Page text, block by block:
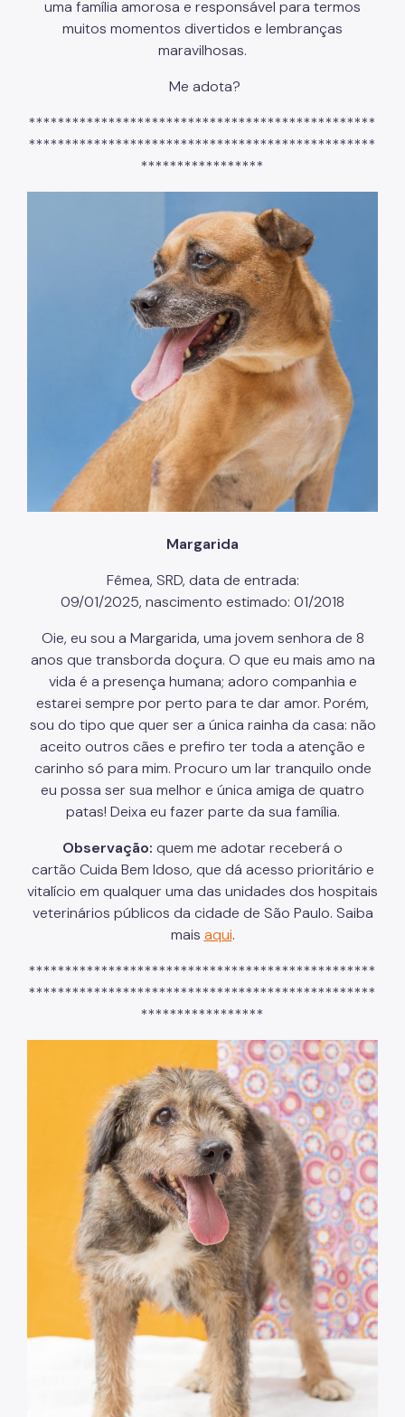
uma família amorosa e responsável para termos
muitos momentos divertidos e lembranças
maravilhosas.
Me adota?
************************************************
************************************************
*****************
Margarida
Fêmea, SRD, data de entrada:
09/01/2025, nascimento estimado: 01/2018
Oie, eu sou a Margarida, uma jovem senhora de 8
anos que transborda doçura. O que eu mais amo na
vida é a presença humana; adoro companhia e
estarei sempre por perto para te dar amor. Porém,
sou do tipo que quer ser a única rainha da casa: não
aceito outros cães e prefiro ter toda a atenção e
carinho só para mim. Procuro um lar tranquilo onde
eu possa ser sua melhor e única amiga de quatro
patas! Deixa eu fazer parte da sua família.
Observação: quem me adotar receberá o
cartão Cuida Bem Idoso, que dá acesso prioritário e
vitalício em qualquer uma das unidades dos hospitais
veterinários públicos da cidade de São Paulo. Saiba
mais aqui.
************************************************
************************************************
*****************